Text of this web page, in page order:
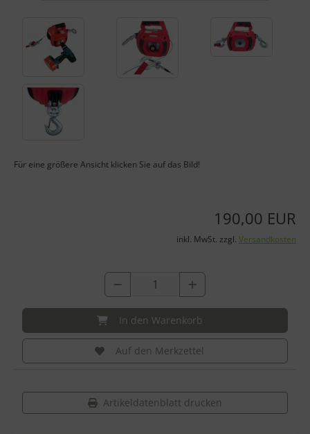
Für eine größere Ansicht klicken Sie auf das Bild!
190,00 EUR
inkl. MwSt. zzgl. Versandkosten
In den Warenkorb
Auf den Merkzettel
Artikeldatenblatt drucken